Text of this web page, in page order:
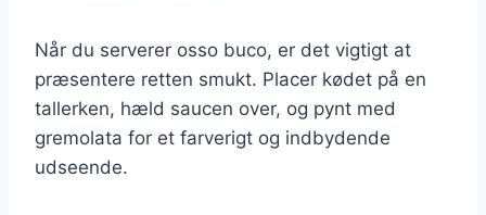
Når du serverer osso buco, er det vigtigt at
præsentere retten smukt. Placer kødet på en
tallerken, hæld saucen over, og pynt med
gremolata for et farverigt og indbydende
udseende.